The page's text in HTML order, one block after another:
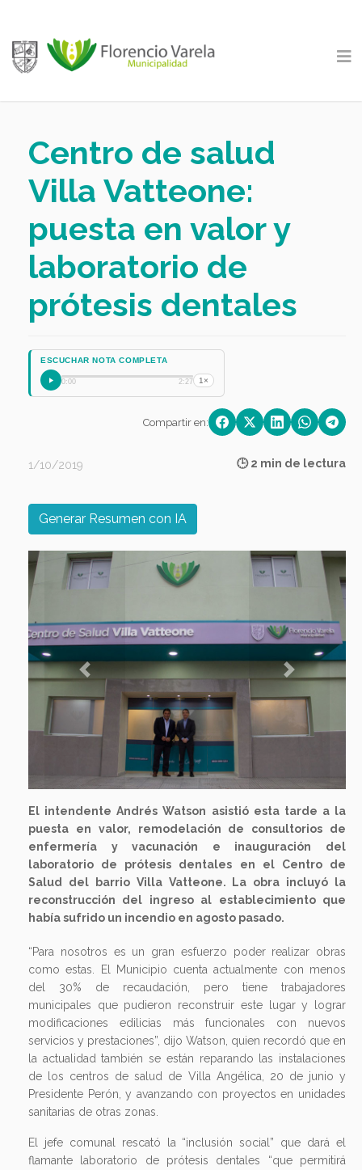
Centro de salud
Villa Vatteone:
puesta en valor y
laboratorio de
prótesis dentales
ESCUCHAR NOTA COMPLETA
0:00 2:27 1×
Compartir en:
1/10/2019 🕒 2 min de lectura
Generar Resumen con IA
Previous Next
El intendente Andrés Watson asistió esta tarde a la
puesta en valor, remodelación de consultorios de
enfermería y vacunación e inauguración del
laboratorio de prótesis dentales en el Centro de
Salud del barrio Villa Vatteone. La obra incluyó la
reconstrucción del ingreso al establecimiento que
había sufrido un incendio en agosto pasado.
“Para nosotros es un gran esfuerzo poder realizar obras
como estas. El Municipio cuenta actualmente con menos
del 30% de recaudación, pero tiene trabajadores
municipales que pudieron reconstruir este lugar y lograr
modificaciones edilicias más funcionales con nuevos
servicios y prestaciones”, dijo Watson, quien recordó que en
la actualidad también se están reparando las instalaciones
de los centros de salud de Villa Angélica, 20 de junio y
Presidente Perón, y avanzando con proyectos en unidades
sanitarias de otras zonas.
El jefe comunal rescató la “inclusión social” que dará el
flamante laboratorio de prótesis dentales “que permitirá